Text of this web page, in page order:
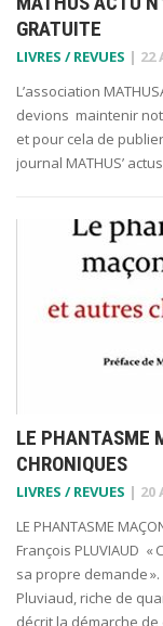
GRATUITE
LIVRES / REVUES | 22
L’association
devions maintenir
et pour cela de
journal MATHUS’
LE PHANTASME
CHRONIQUES
LIVRES / REVUES | 20
LE PHANTASME
François PLUVIAUD
sa propre demande ».
Pluviaud, riche de
décrit la démarche